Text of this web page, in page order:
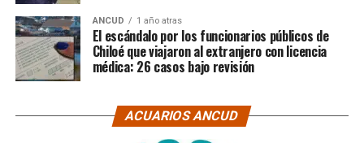
ANCUD 1 año atras
El escándalo por los funcionarios públicos de
Chiloé que viajaron al extranjero con licencia
médica: 26 casos bajo revisión
ACUARIOS ANCUD